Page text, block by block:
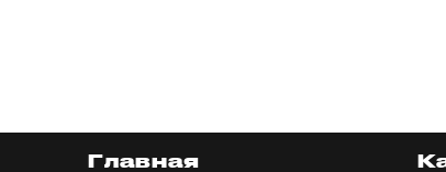
Главная